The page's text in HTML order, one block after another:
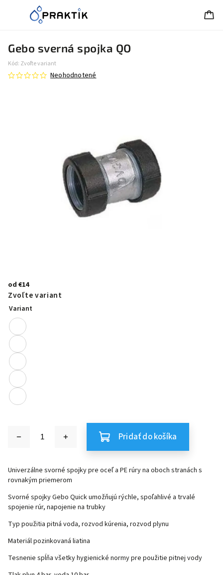
Gebo sverná spojka QO
Kód: Zvoľte variant
Neohodnotené
od €14
Zvoľte variant
Variant
Pridať do košíka
Univerzálne svorné spojky pre oceľ a PE rúry na oboch stranách s
rovnakým priemerom
Svorné spojky Gebo Quick umožňujú rýchle, spoľahlivé a trvalé
spojenie rúr, napojenie na trubky
Typ použitia pitná voda, rozvod kúrenia, rozvod plynu
Materiál pozinkovaná liatina
Tesnenie spĺňa všetky hygienické normy pre použitie pitnej vody